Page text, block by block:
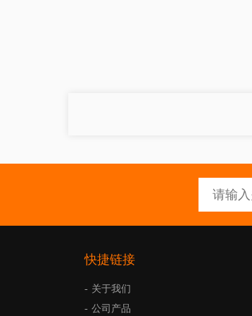
快捷链接
关于我们
公司产品